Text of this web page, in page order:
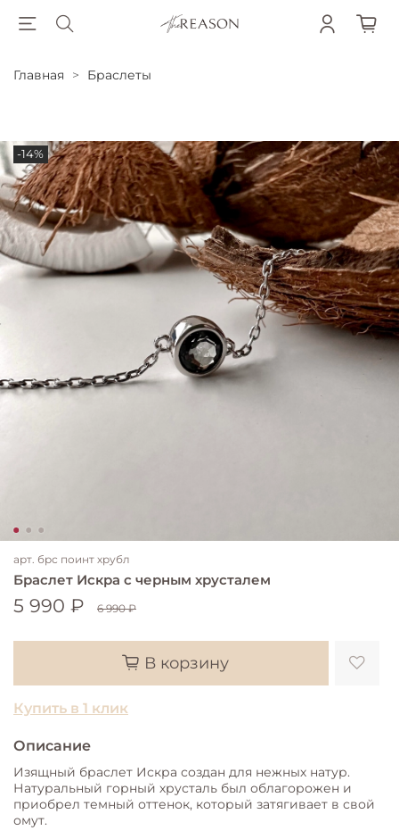
Главная Браслеты
-14%
арт. брс поинт хрубл
Браслет Искра с черным хрусталем
5 990 ₽ 6 990 ₽
В корзину
Купить в 1 клик
Описание
Изящный браслет Искра создан для нежных натур.
Натуральный горный хрусталь был облагорожен и
приобрел темный оттенок, который затягивает в свой
омут.